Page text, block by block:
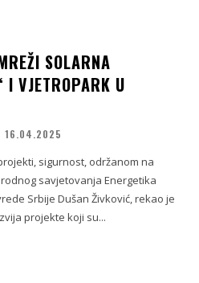
SOLARNA
I VJETROPARK U
16.04.2025
sigurnost, održanom na
savjetovanja Energetika
Srbije Dušan Živković, rekao je
projekte koji su...